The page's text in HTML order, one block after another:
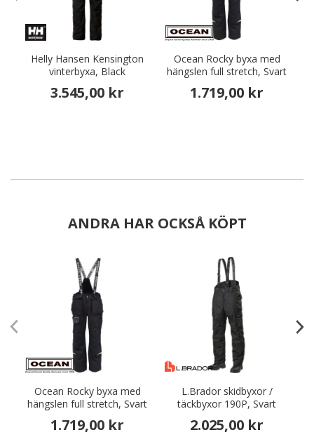
Helly Hansen Kensington
vinterbyxa, Black
3.545,00 kr
Ocean Rocky byxa med
hängslen full stretch, Svart
1.719,00 kr
ANDRA HAR OCKSÅ KÖPT
Ocean Rocky byxa med
hängslen full stretch, Svart
1.719,00 kr
L.Brador skidbyxor /
täckbyxor 190P, Svart
2.025,00 kr